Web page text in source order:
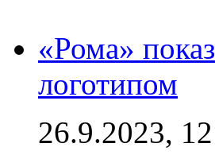
«Рома»
логотипом
26.9.2023,